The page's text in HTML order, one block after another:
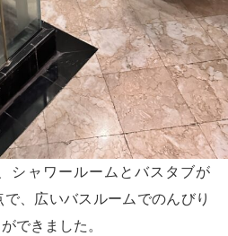
シャワールームとバスタブが
、広いバスルームでのんびり
できました。